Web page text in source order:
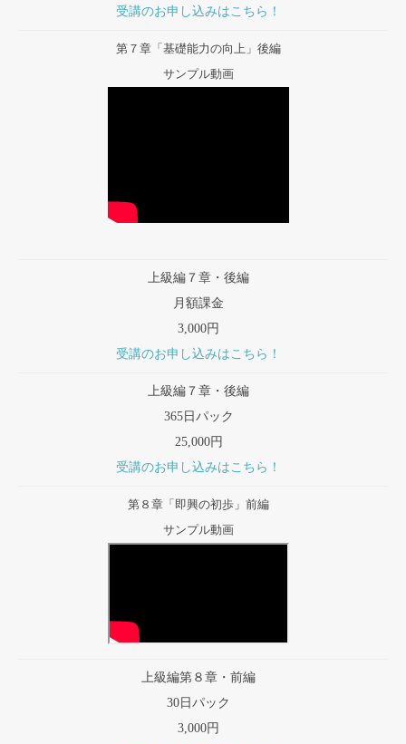
受講のお申し込みはこちら！
第７章「基礎能力の向上」後編
サンプル動画
上級編７章・後編
月額課金
3,000円
受講のお申し込みはこちら！
上級編７章・後編
365日パック
25,000円
受講のお申し込みはこちら！
第８章「即興の初歩」前編
サンプル動画
上級編第８章・前編
30日パック
3,000円